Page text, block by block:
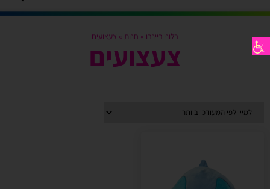
בלוני ריינבו » חנות » צעצועים
צעצועים